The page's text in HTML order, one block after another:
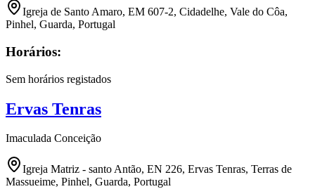
Igreja de Santo Amaro, EM 607-2, Cidadelhe, Vale do Côa,
Pinhel, Guarda, Portugal
Horários:
Sem horários registados
Ervas Tenras
Imaculada Conceição
Igreja Matriz - santo Antão, EN 226, Ervas Tenras, Terras de
Massueime, Pinhel, Guarda, Portugal